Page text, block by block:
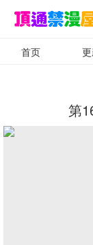
首页
第